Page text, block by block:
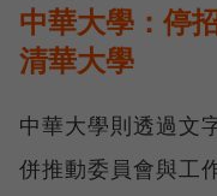
中華大學：停
清華大學
中華大學則透過文
併推動委員會與工